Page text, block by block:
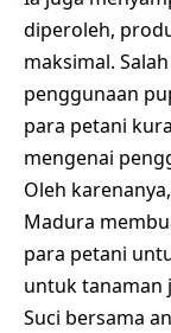
diperoleh,
maksimal.
penggunaan
para petani
mengenai
Oleh
Madura
para petani
untuk tanaman
Suci bersama